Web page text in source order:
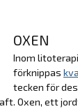
OXEN
Inom
förknippas
tecken för
Oxen, ett